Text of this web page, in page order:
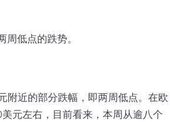
低点的跌势。
附近的部分跌幅，即两周低点。在欧
元左右，目前看来，本周从逾八个